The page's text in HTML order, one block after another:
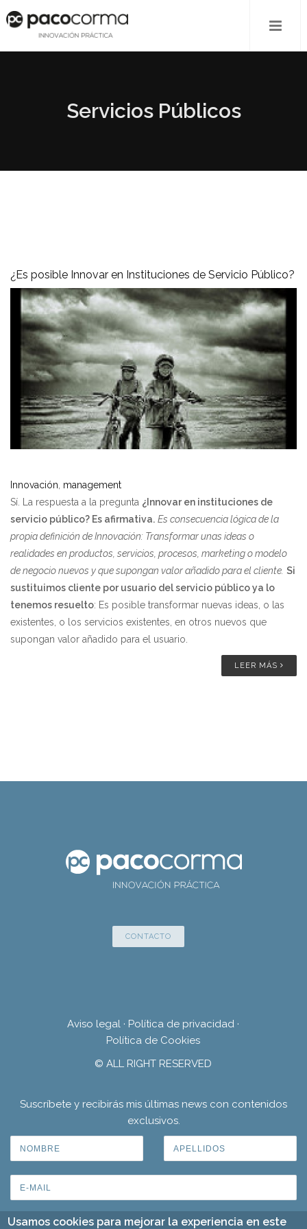
Servicios Públicos
¿Es posible Innovar en Instituciones de Servicio Público?
Innovación management
Sí. La respuesta a la pregunta ¿Innovar en instituciones de
servicio público? Es afirmativa. Es consecuencia lógica de la
propia definición de Innovación: Transformar unas ideas o
realidades en productos, servicios, procesos, marketing o modelo
de negocio nuevos y que supongan valor añadido para el cliente. Si
sustituimos cliente por usuario del servicio público ya lo
tenemos resuelto: Es posible transformar nuevas ideas, o las
existentes, o los servicios existentes, en otros nuevos que
supongan valor añadido para el usuario.
LEER MÁS
CONTACTO
Aviso legal · Política de privacidad ·
Política de Cookies
© ALL RIGHT RESERVED
Suscríbete y recibirás mis últimas news con contenidos
exclusivos.
Usamos cookies para mejorar la experiencia en este